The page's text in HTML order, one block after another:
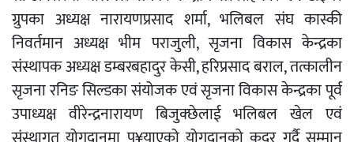
ग्रुपका अध्यक्ष नारायणप्रसाद शर्मा, भलिबल संघ कास्की
निवर्तमान अध्यक्ष भीम पराजुली, सृजना विकास केन्द्रका
संस्थापक अध्यक्ष डम्बरबहादुर केसी, हरिप्रसाद बराल, तत्कालीन
सृजना रनिङ सिल्डका संयोजक एवं सृजना विकास केन्द्रका पूर्व
उपाध्यक्ष वीरेन्द्रनारायण बिजुक्छेलाई भलिबल खेल एवं